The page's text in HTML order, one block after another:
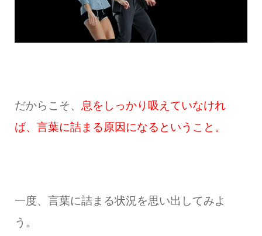
だからこそ、 息をしっかり吸えていなけれ
ば、言葉に詰まる原因になるということ。
一度、言葉に詰まる状況を思い出してみよ
う。